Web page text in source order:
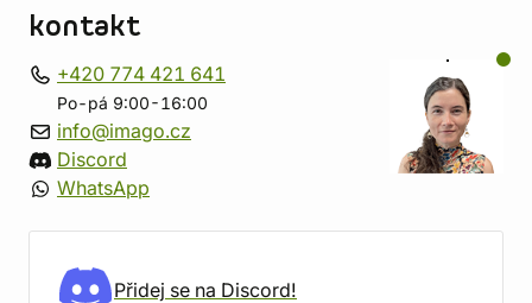
kontakt
+420 774 421 641
Po-pá 9:00-16:00
info@imago.cz
Discord
WhatsApp
Přidej se na Discord!